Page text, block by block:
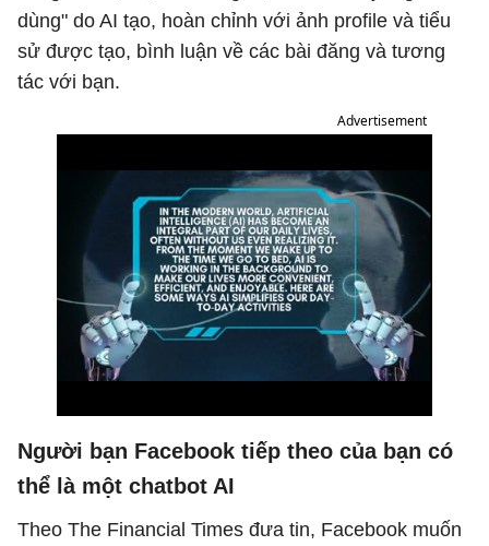
dùng" do AI tạo, hoàn chỉnh với ảnh profile và tiểu
sử được tạo, bình luận về các bài đăng và tương
tác với bạn.
Advertisement
Người bạn Facebook tiếp theo của bạn có
thể là một chatbot AI
Theo The Financial Times đưa tin, Facebook muốn